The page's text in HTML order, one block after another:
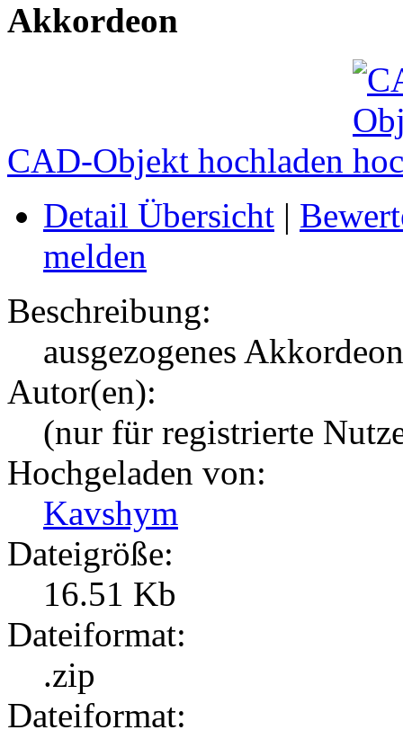
Akkordeon
CAD-Objekt hochladen
Detail Übersicht |
melden
Beschreibung:
ausgezogenes
Autor(en):
(nur für registrierte
Hochgeladen von:
Kavshym
Dateigröße:
16.51 Kb
Dateiformat:
.zip
Dateiformat: